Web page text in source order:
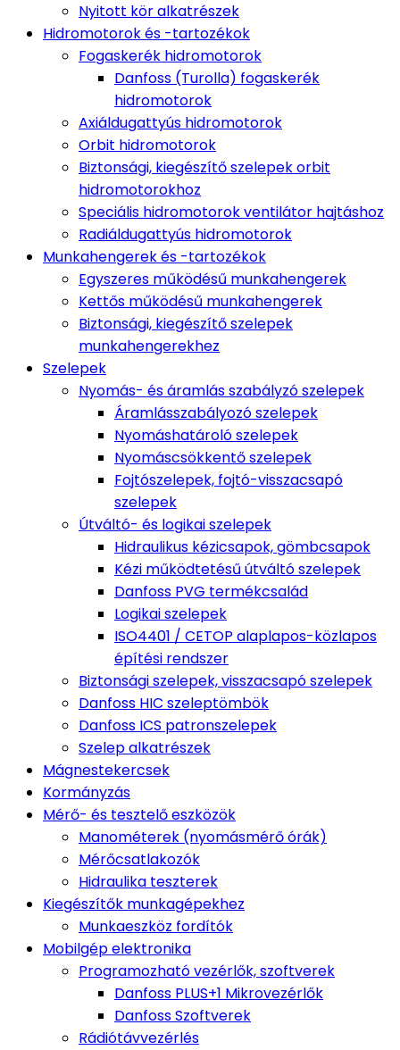
Nyitott kör alkatrészek
Hidromotorok és -tartozékok
Fogaskerék hidromotorok
Danfoss (Turolla) fogaskerék
hidromotorok
Axiáldugattyús hidromotorok
Orbit hidromotorok
Biztonsági, kiegészítő szelepek orbit
hidromotorokhoz
Speciális hidromotorok ventilátor hajtáshoz
Radiáldugattyús hidromotorok
Munkahengerek és -tartozékok
Egyszeres működésű munkahengerek
Kettős működésű munkahengerek
Biztonsági, kiegészítő szelepek
munkahengerekhez
Szelepek
Nyomás- és áramlás szabályzó szelepek
Áramlásszabályozó szelepek
Nyomáshatároló szelepek
Nyomáscsökkentő szelepek
Fojtószelepek, fojtó-visszacsapó
szelepek
Útváltó- és logikai szelepek
Hidraulikus kézicsapok, gömbcsapok
Kézi működtetésű útváltó szelepek
Danfoss PVG termékcsalád
Logikai szelepek
ISO4401 / CETOP alaplapos-közlapos
építési rendszer
Biztonsági szelepek, visszacsapó szelepek
Danfoss HIC szeleptömbök
Danfoss ICS patronszelepek
Szelep alkatrészek
Mágnestekercsek
Kormányzás
Mérő- és tesztelő eszközök
Manométerek (nyomásmérő órák)
Mérőcsatlakozók
Hidraulika teszterek
Kiegészítők munkagépekhez
Munkaeszköz fordítók
Mobilgép elektronika
Programozható vezérlők, szoftverek
Danfoss PLUS+1 Mikrovezérlők
Danfoss Szoftverek
Rádiótávvezérlés